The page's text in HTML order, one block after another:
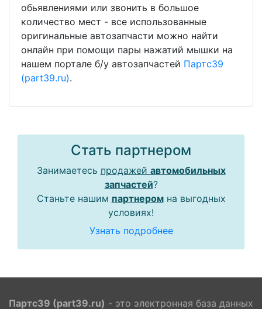
обьявлениями или звонить в большое
количество мест - все использованные
оригинальные автозапчасти можно найти
онлайн при помощи пары нажатий мышки на
нашем портале б/у автозапчастей Партс39
(part39.ru).
Стать партнером
Занимаетесь продажей автомобильных
запчастей?
Станьте нашим партнеромна выгодных
условиях!
Узнать подробнее
Партс39 (part39.ru) - это электронная база данных